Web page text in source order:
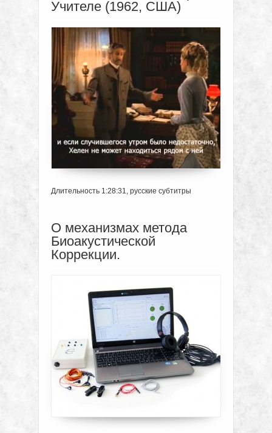
Учителе (1962, США)
Длительность 1:28:31, русские субтитры
О механизмах метода
Биоакустической
Коррекции.